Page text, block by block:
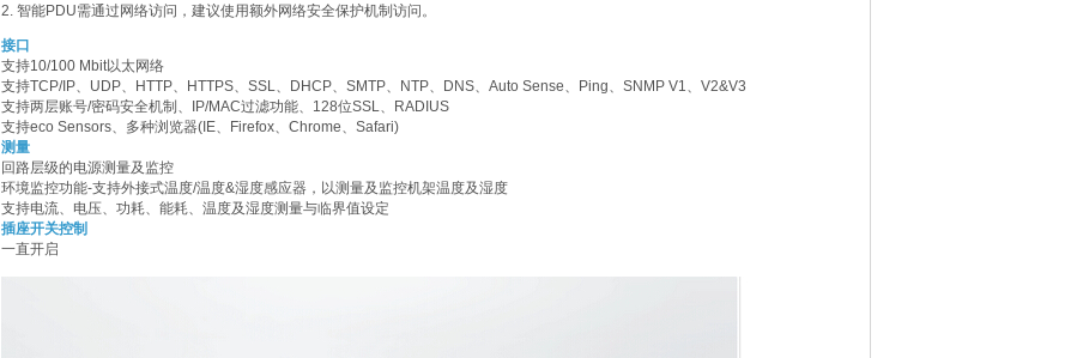
2. 智能PDU需通过网络访问，建议使用额外网络安全保护机制访问。
接口
支持10/100 Mbit以太网络
支持TCP/IP、UDP、HTTP、HTTPS、SSL、DHCP、SMTP、NTP、DNS、Auto Sense、Ping、SNMP V1、V2&V3
支持两层账号/密码安全机制、IP/MAC过滤功能、128位SSL、RADIUS
支持eco Sensors、多种浏览器(IE、Firefox、Chrome、Safari)
测量
回路层级的电源测量及监控
环境监控功能-支持外接式温度/温度&湿度感应器，以测量及监控机架温度及湿度
支持电流、电压、功耗、能耗、温度及湿度测量与临界值设定
插座开关控制
一直开启